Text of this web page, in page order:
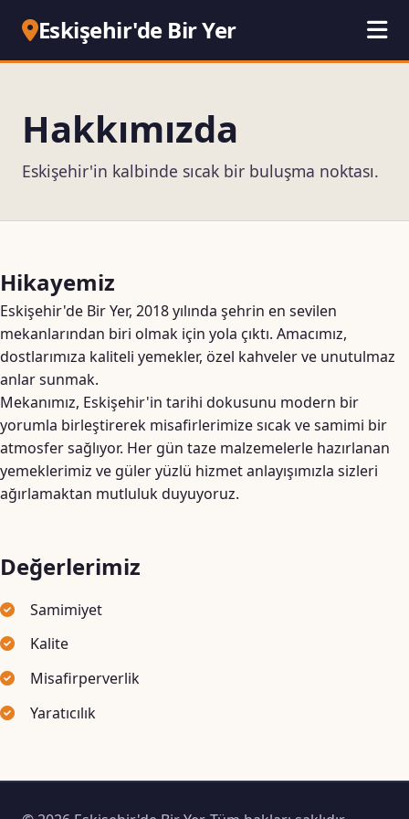
Eskişehir'de Bir Yer
Hakkımızda
Eskişehir'in kalbinde sıcak bir buluşma noktası.
Hikayemiz
Eskişehir'de Bir Yer, 2018 yılında şehrin en sevilen
mekanlarından biri olmak için yola çıktı. Amacımız,
dostlarımıza kaliteli yemekler, özel kahveler ve unutulmaz
anlar sunmak.
Mekanımız, Eskişehir'in tarihi dokusunu modern bir
yorumla birleştirerek misafirlerimize sıcak ve samimi bir
atmosfer sağlıyor. Her gün taze malzemelerle hazırlanan
yemeklerimiz ve güler yüzlü hizmet anlayışımızla sizleri
ağırlamaktan mutluluk duyuyoruz.
Değerlerimiz
Samimiyet
Kalite
Misafirperverlik
Yaratıcılık